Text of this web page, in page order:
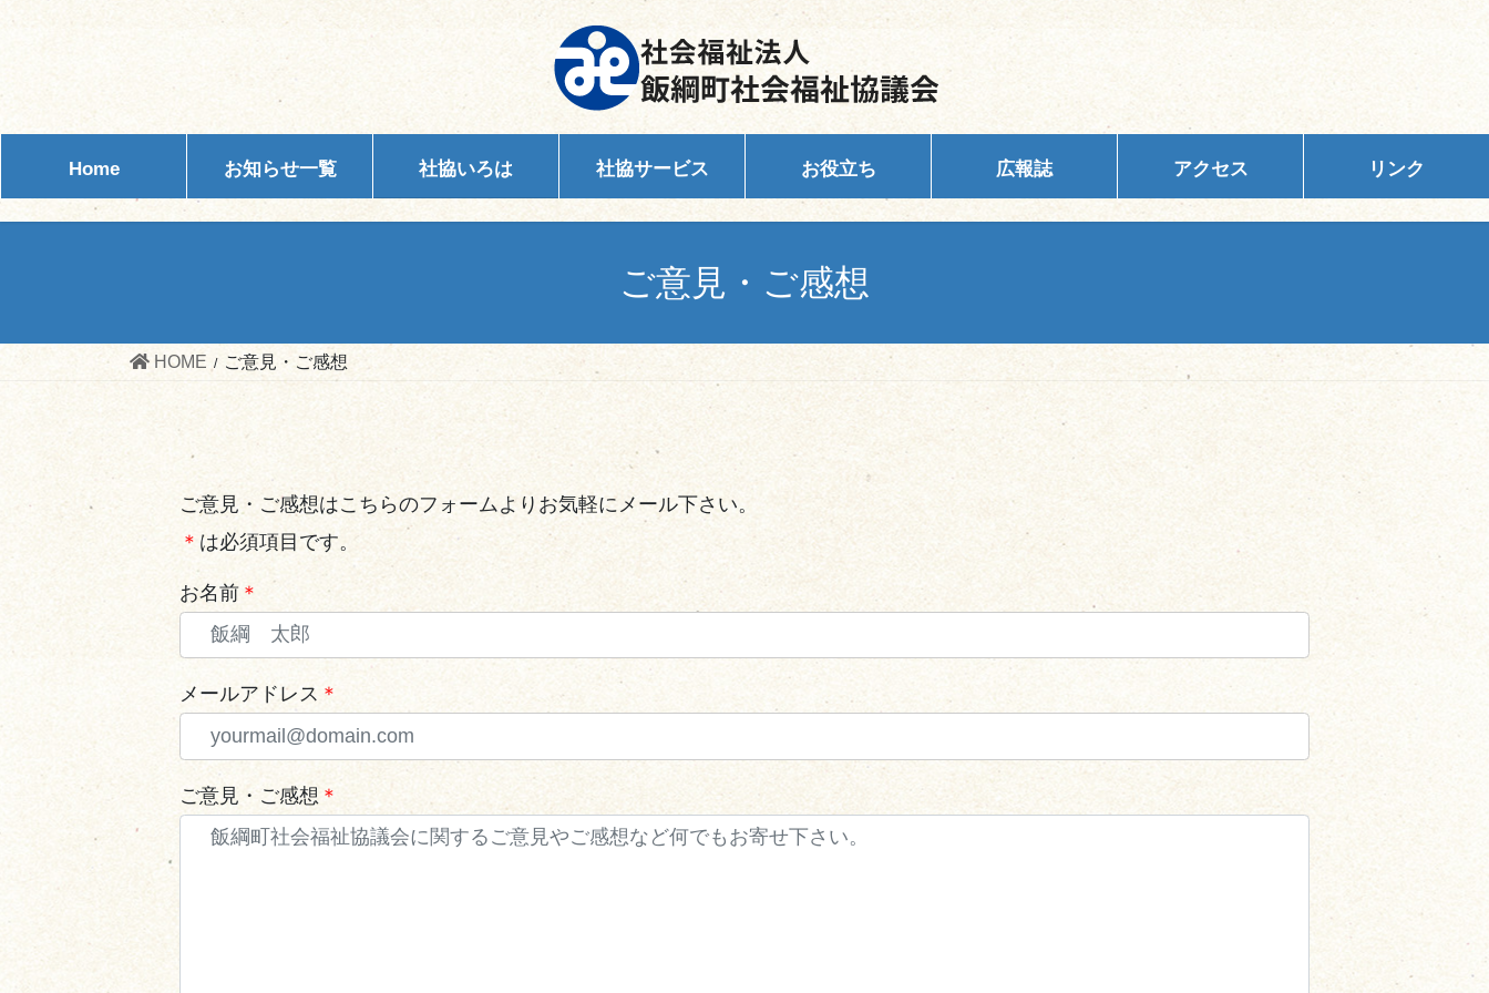
ン
ツ
ス
キ
ー
シ
ン
に
Home お知らせ一覧 社協いろは 社協サービス お役立ち 広報誌 アクセス リンク
ご意見・ご感想
HOME ご意見・ご感想
ご意見・ご感想はこちらのフォームよりお気軽にメール下さい。
＊ は必須項目です。
お名前 ＊
メールアドレス ＊
ご意見・ご感想 ＊